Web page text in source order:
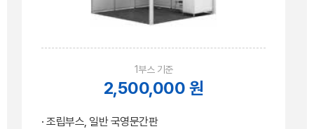
1부스 기준
2,500,000 원
· 조립부스, 일반 국영문간판